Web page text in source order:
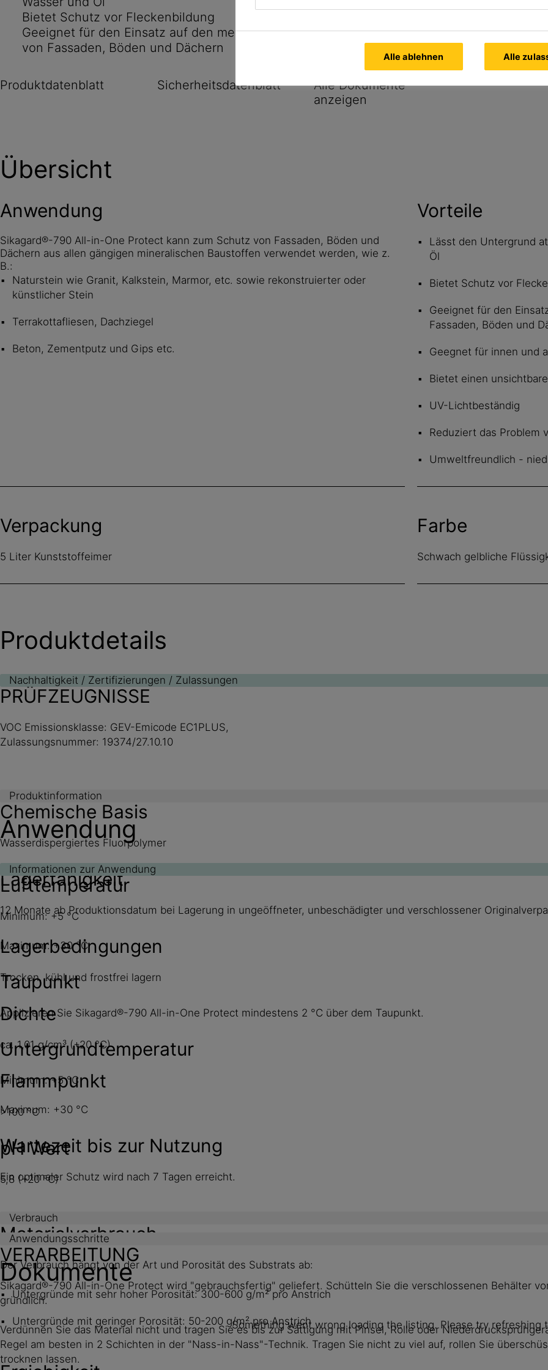
Oberflächen ihr normales hydrothermales und hygrometrisches Verhalten
beibehalten. Sikagard®-790 All-in-One Protect erleichtert auch die Entfernung
von nachträglich auf die Oberflächen gesprühten Graffiti (mit geeigneten
Bietet Schutz vor Fleckenbildung
Geeignet für den Einsatz auf den meisten Untergründen und Baustoffen
von Fassaden, Böden und Dächern
Produktdatenblatt Sicherheitsdatenblatt
Alle Dokumente
anzeigen
Übersicht
Anwendung
Sikagard®-790 All-in-One Protect kann zum Schutz von Fassaden, Böden und
Dächern aus allen gängigen mineralischen Baustoffen verwendet werden, wie z.
B.:
Naturstein wie Granit, Kalkstein, Marmor, etc. sowie rekonstruierter oder
künstlicher Stein
Terrakottafliesen, Dachziegel
Beton, Zementputz und Gips etc.
Vorteile
Lässt den Untergrund
Öl
Bietet Schutz vor
Geeignet für den
Fassaden, Böden und
Geegnet für innen und
Bietet einen
UV-Lichtbeständig
Reduziert das Problem
Umweltfreundlich -
Verpackung
5 Liter Kunststoffeimer
Farbe
Schwach gelbliche
Produktdetails
Nachhaltigkeit / Zertifizierungen / Zulassungen
PRÜFZEUGNISSE
VOC Emissionsklasse: GEV-Emicode EC1PLUS,
Zulassungsnummer: 19374/27.10.10
Produktinformation
Chemische Basis
Wasserdispergiertes Fluorpolymer
Lagerfähigkeit
12 Monate ab Produktionsdatum bei Lagerung in ungeöffneter, unbeschädigter und verschlossener
Lagerbedingungen
Trocken, kühl und frostfrei lagern
Dichte
ca. 1,01 g/cm³ (+20 °C)
Flammpunkt
>100 °C
pH Wert
5,8 (+20 °C)
Anwendung
Informationen zur Anwendung
Lufttemperatur
Minimum: +5 °C
Maximum: +30 °C
Taupunkt
Applizieren Sie Sikagard®-790 All-in-One Protect mindestens 2 °C über dem Taupunkt.
Untergrundtemperatur
Minimum: +5 °C
Maximum: +30 °C
Wartezeit bis zur Nutzung
Ein optimaler Schutz wird nach 7 Tagen erreicht.
Verbrauch
Materialverbrauch
Der Verbrauch hängt von der Art und Porosität des Substrats ab:
Untergründe mit sehr hoher Porosität: 300-600 g/m² pro Anstrich
Untergründe mit geringer Porosität: 50-200 g/m² pro Anstrich
Anwendungsschritte
VERARBEITUNG
Sikagard®-790 All-in-One Protect wird "gebrauchsfertig" geliefert. Schütteln Sie die verschlossenen Behälter
gründlich.
Verdünnen Sie das Material nicht und tragen Sie es bis zur Sättigung mit Pinsel, Rolle oder
Regel am besten in 2 Schichten in der "Nass-in-Nass"-Technik. Tragen Sie nicht zu viel auf, rollen Sie
trocknen lassen.
Dokumente
Something went wrong loading the listing. Please try refreshing
Alle ablehnen Alle